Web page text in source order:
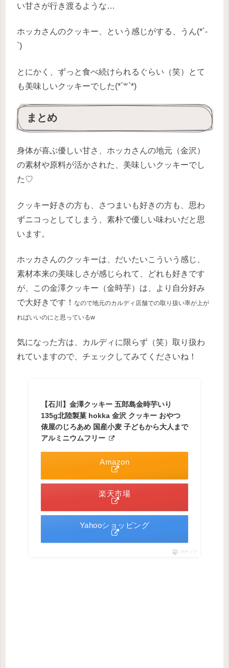
い甘さが行き渡るような…
ホッカさんのクッキー、という感じがする、うん(*´-
`)
とにかく、ずっと食べ続けられるぐらい（笑）とて
も美味しいクッキーでした(*´꒳`*)
まとめ
身体が喜ぶ優しい甘さ、ホッカさんの地元（金沢）
の素材や原料が活かされた、美味しいクッキーでし
た♡
クッキー好きの方も、さつまいも好きの方も、思わ
ずニコっとしてしまう、素朴で優しい味わいだと思
います。
ホッカさんのクッキーは、だいたいこういう感じ、
素材本来の美味しさが感じられて、どれも好きです
が、この金澤クッキー（金時芋）は、より自分好み
で大好きです！ なので地元のカルディ 店舗での取り扱い率が上が
ればいいのにと思っているw
気になった方は、カルディに限らず（笑）取り扱わ
れていますので、チェックしてみてくださいね！
【石川】金澤クッキー 五郎島金時芋いり
135g北陸製菓 hokka 金沢 クッキー おやつ
俵屋のじろあめ 国産小麦 子どもから大人まで
アルミニウムフリー
Amazon
楽天市場
Yahooショッピング
ポチップ